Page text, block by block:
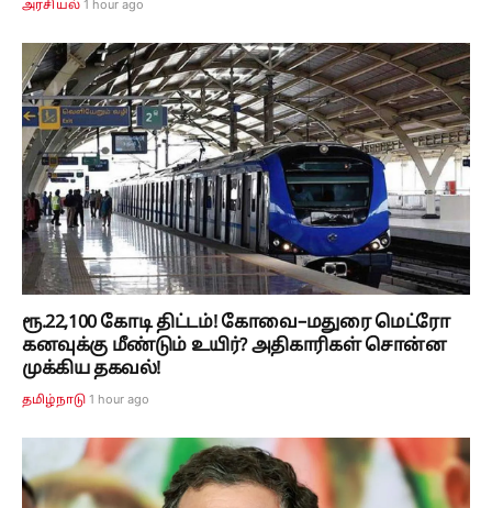
அரசியல் 1 hour ago
ரூ.22,100 கோடி திட்டம்! கோவை–மதுரை மெட்ரோ
கனவுக்கு மீண்டும் உயிர்? அதிகாரிகள் சொன்ன
முக்கிய தகவல்!
தமிழ்நாடு 1 hour ago